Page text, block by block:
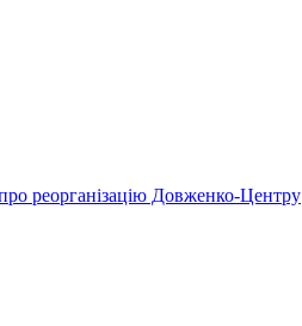
реорганізацію Довженко-Центру